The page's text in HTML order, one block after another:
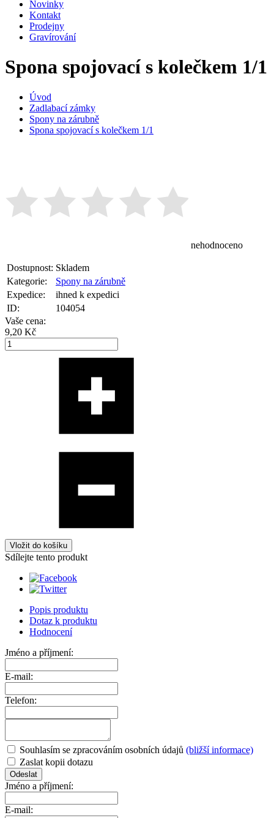
Novinky
Kontakt
Prodejny
Gravírování
Spona spojovací s kolečkem 1/1
Úvod
Zadlabací zámky
Spony na zárubně
Spona spojovací s kolečkem 1/1
nehodnoceno
Dostupnost: Skladem
Kategorie:
Spony na zárubně
Expedice:
ihned k expedici
ID:
104054
Vaše cena:
9,20 Kč
Vložit do košíku
Sdílejte tento produkt
Popis produktu
Dotaz k produktu
Hodnocení
Jméno a příjmení:
E-mail:
Telefon:
Souhlasím se zpracováním osobních údajů (bližší informace)
Zaslat kopii dotazu
Jméno a příjmení:
E-mail: